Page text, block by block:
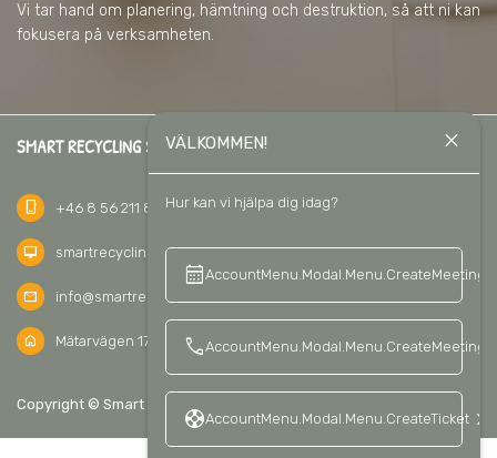
VÄLKOMMEN! close
Hur kan vi hjälpa dig idag?
calendar_monthAccountMenu.Modal.Menu.CreateMeeting
call
supportAccountMenu.Modal.Menu.CreateTicket keyboard_arrow_right
Vi tar hand om planering, hämtning och destruktion, så att ni kan
fokusera på verksamheten.
SMART RECYCLING SVERIGE AB
phone_iphone +46 8 56 211 811
desktop_mac smartrecycling.se
mail info@smartrecycling.se
home Mätarvägen 17C, 196 37 Kungsängen, Sweden
Copyright © Smart Recycling Sverige AB 2026 keyboard_arrow_up